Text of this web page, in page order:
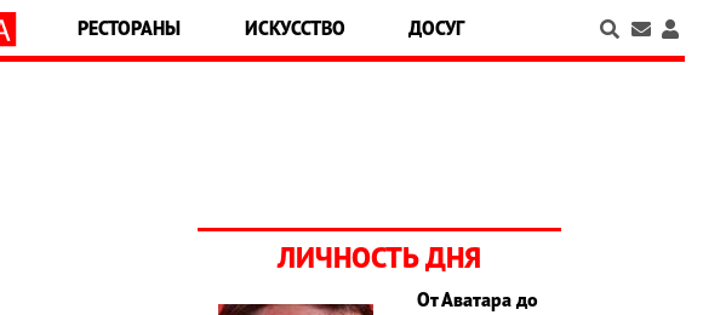
РЕСТОРАНЫ ИСКУССТВО ДОСУГ
ЛИЧНОСТЬ ДНЯ
От Аватара до